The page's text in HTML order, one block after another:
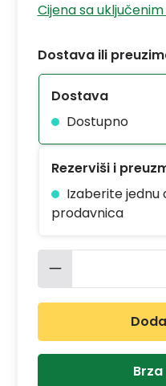
Cijena sa
Dostava ili
Dostava
Dostupno
Rezerviši i
Izaberite jednu
prodavnica
Količina